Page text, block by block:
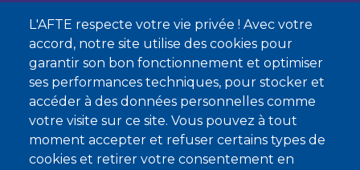
L'AFTE respecte votre vie privée ! Avec votre
accord, notre site utilise des cookies pour
garantir son bon fonctionnement et optimiser
ses performances techniques, pour stocker et
accéder à des données personnelles comme
votre visite sur ce site. Vous pouvez à tout
moment accepter et refuser certains types de
cookies et retirer votre consentement en
Nous contacter
À propos
Qui sommes-nous ?
Devenir membre